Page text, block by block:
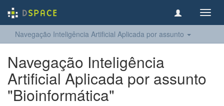
Navegação Inteligência Artificial Aplicada por assunto
Navegação Inteligência
Artificial Aplicada por assunto
"Bioinformática"